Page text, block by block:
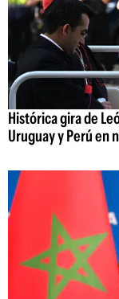
Histórica gira de
Uruguay y Perú en